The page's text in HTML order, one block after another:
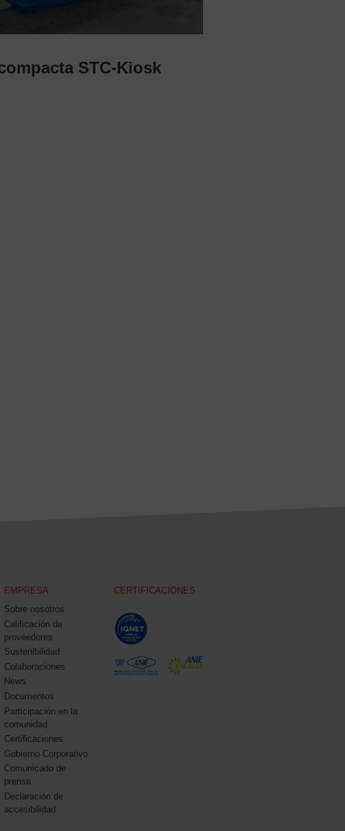
STC-Kiosk
EMPRESA
Sobre nosotros
Calificación de
proveedores
Sustenibilidad
Colaboraciones
News
Documentos
Participación en la
comunidad
Certificaciones
Gobierno Corporativo
Comunicado de
prensa
Declaración de
accesibilidad
CERTIFICACIONES